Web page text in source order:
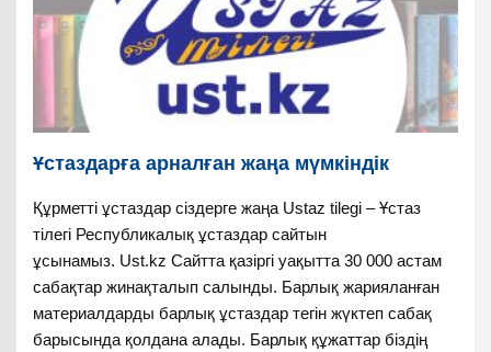
Ұстаздарға арналған жаңа мүмкіндік
Құрметті ұстаздар сіздерге жаңа Ustaz tilegi – Ұстаз
тілегі Республикалық ұстаздар сайтын
ұсынамыз. Ust.kz Сайтта қазіргі уақытта 30 000 астам
сабақтар жинақталып салынды. Барлық жарияланған
материалдарды барлық ұстаздар тегін жүктеп сабақ
барысында қолдана алады. Барлық құжаттар біздің